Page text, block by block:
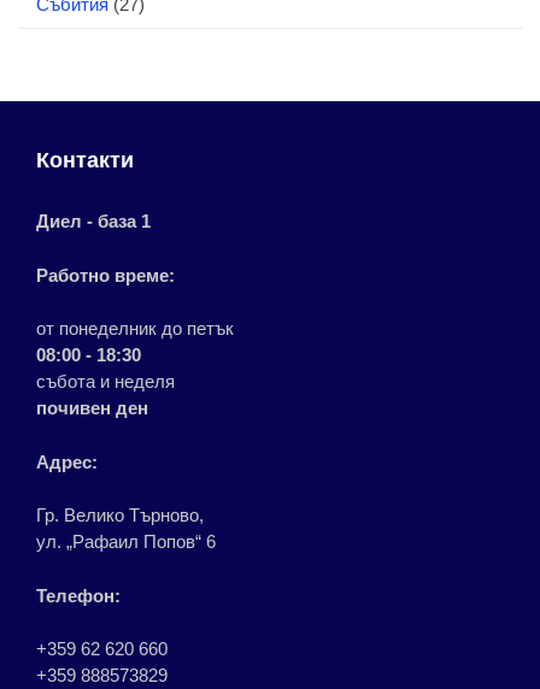
Събития (27)
Контакти
Диел - база 1
Работно време:
от понеделник до петък
08:00 - 18:30
събота и неделя
почивен ден
Адрес:
Гр. Велико Търново,
ул. „Рафаил Попов“ 6
Телефон:
+359 62 620 660
+359 888573829